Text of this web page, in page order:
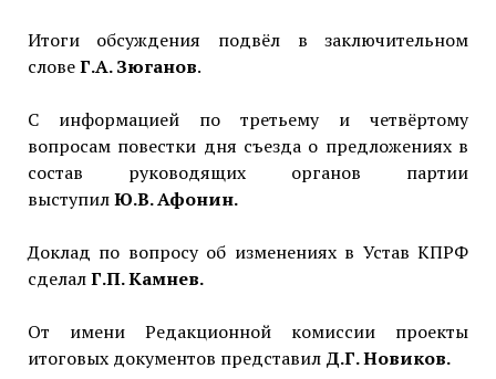
Итоги обсуждения подвёл в заключительном
словеГ.А. Зюганов.
С информацией по третьему и четвёртому
вопросам повестки дня съезда о предложениях в
состав руководящих органов партии
выступилЮ.В. Афонин.
Доклад по вопросу об изменениях в Устав КПРФ
сделалГ.П. Камнев.
От имени Редакционной комиссии проекты
итоговых документов представилД.Г. Новиков.